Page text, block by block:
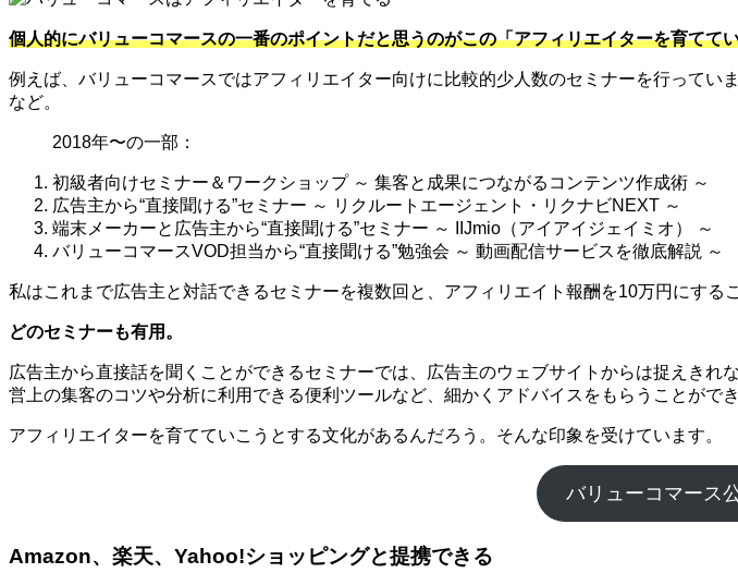
個人的にバリューコマースの一番のポイントだと思うのがこの「アフィリエイターを育てて
例えば、バリューコマースではアフィリエイター向けに比較的少人数のセミナーを行って
など。
2018年〜の一部：
初級者向けセミナー＆ワークショップ ～ 集客と成果につながるコンテンツ作成術 ～
広告主から“直接聞ける”セミナー ～ リクルートエージェント・リクナビNEXT ～
端末メーカーと広告主から“直接聞ける”セミナー ～ IIJmio（アイアイジェイミオ） ～
バリューコマースVOD担当から“直接聞ける”勉強会 ～ 動画配信サービスを徹底解説 ～
私はこれまで広告主と対話できるセミナーを複数回と、アフィリエイト報酬を10万円にする
どのセミナーも有用。
広告主から直接話を聞くことができるセミナーでは、広告主のウェブサイトからは捉えき
営上の集客のコツや分析に利用できる便利ツールなど、細かくアドバイスをもらうことができ
アフィリエイターを育てていこうとする文化があるんだろう。そんな印象を受けています。
バリューコマース
Amazon、楽天、Yahoo!ショッピングと提携できる